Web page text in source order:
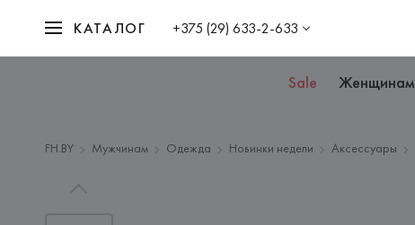
КАТАЛОГ +375 (29) 633-2-633
Sale Женщинам
FH.BY Мужчинам Одежда Новинки недели Аксессуары